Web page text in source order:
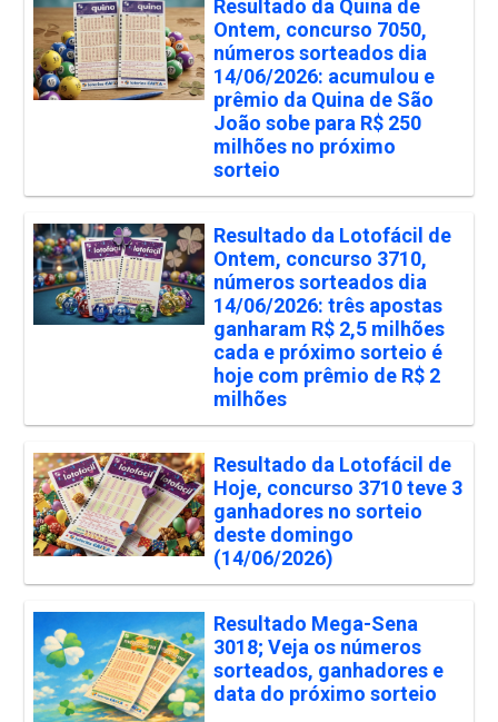
Resultado da Quina de
Ontem, concurso 7050,
números sorteados dia
14/06/2026: acumulou e
prêmio da Quina de São
João sobe para R$ 250
milhões no próximo
sorteio
Resultado da Lotofácil de
Ontem, concurso 3710,
números sorteados dia
14/06/2026: três apostas
ganharam R$ 2,5 milhões
cada e próximo sorteio é
hoje com prêmio de R$ 2
milhões
Resultado da Lotofácil de
Hoje, concurso 3710 teve 3
ganhadores no sorteio
deste domingo
(14/06/2026)
Resultado Mega-Sena
3018; Veja os números
sorteados, ganhadores e
data do próximo sorteio